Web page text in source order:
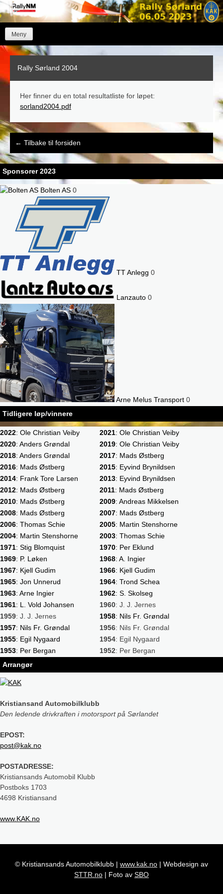
Skip
to
Meny
Rally Sørland 2004
Her finner du en total resultatliste for løpet:
sorland2004.pdf
Post
navigation
← Tilbake til forsiden
Sponsorer 2023
Bolten AS 0
TT Anlegg 0
Lanzauto 0
Arne Melus Transport 0
Tidligere løp/vinnere
2022: Ole Christian Veiby 2021: Ole Christian Veiby
2020: Anders Grøndal 2019: Ole Christian Veiby
2018: Anders Grøndal 2017: Mads Østberg
2016: Mads Østberg 2015: Eyvind Brynildsen
2014: Frank Tore Larsen 2013: Eyvind Brynildsen
2012: Mads Østberg 2011: Mads Østberg
2010: Mads Østberg 2009: Andreas Mikkelsen
2008: Mads Østberg 2007: Mads Østberg
2006: Thomas Schie 2005: Martin Stenshorne
2004: Martin Stenshorne 2003: Thomas Schie
1971: Stig Blomquist 1970: Per Eklund
1969: P. Løken 1968: A. Ingier
1967: Kjell Gudim 1966: Kjell Gudim
1965: Jon Unnerud 1964: Trond Schea
1963: Arne Ingier 1962: S. Skolseg
1961: L. Vold Johansen 1960: J. J. Jernes
1959: J. J. Jernes 1958: Nils Fr. Grøndal
1957: Nils Fr. Grøndal 1956: Nils Fr. Grøndal
1955: Egil Nygaard 1954: Egil Nygaard
1953: Per Bergan 1952: Per Bergan
Arrangør
Kristiansand Automobilklubb
Den ledende drivkraften i motorsport på Sørlandet
EPOST:
post@kak.no
POSTADRESSE:
Kristiansands Automobil Klubb
Postboks 1703
4698 Kristiansand
www.KAK.no
© Kristiansands Automobilklubb | www.kak.no | Webdesign av
STTR.no | Foto av SBO